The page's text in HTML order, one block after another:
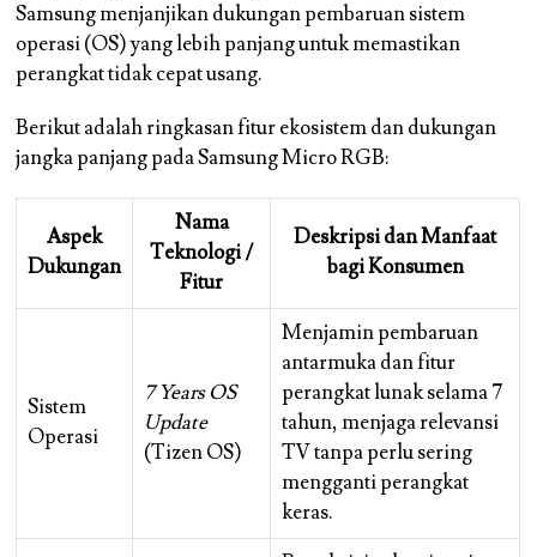
Samsung menjanjikan dukungan pembaruan sistem
operasi (OS) yang lebih panjang untuk memastikan
perangkat tidak cepat usang.
Berikut adalah ringkasan fitur ekosistem dan dukungan
jangka panjang pada Samsung Micro RGB:
Aspek
Dukungan
Nama
Teknologi /
Fitur
Deskripsi dan Manfaat
bagi Konsumen
Sistem
Operasi
7 Years OS
Update
(Tizen OS)
Menjamin pembaruan
antarmuka dan fitur
perangkat lunak selama 7
tahun, menjaga relevansi
TV tanpa perlu sering
mengganti perangkat
keras.